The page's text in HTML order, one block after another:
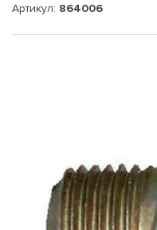
Артикул: 864006